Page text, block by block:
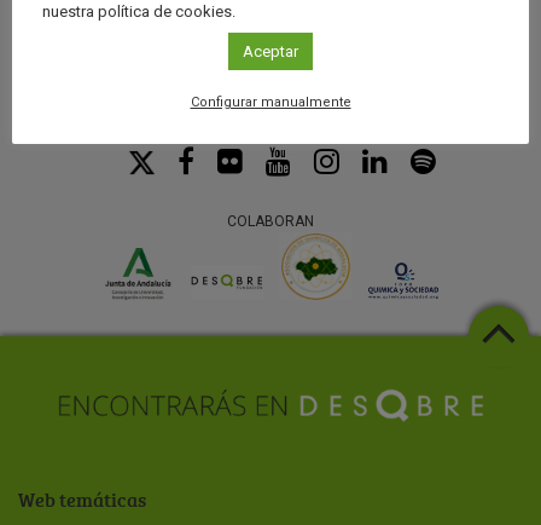
COLABORAN
Web temáticas
nuestra política de cookies.
Aceptar
Configurar manualmente